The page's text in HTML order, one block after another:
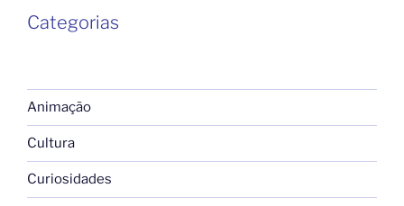
Categorias
Animação
Cultura
Curiosidades